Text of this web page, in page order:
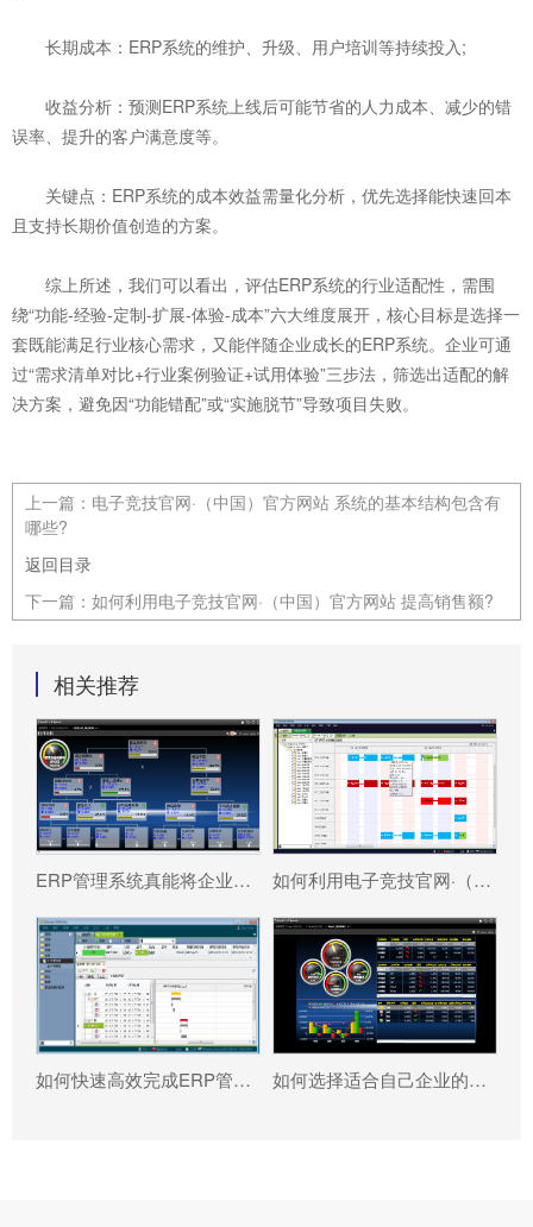
长期成本：ERP系统的维护、升级、用户培训等持续投入;
收益分析：预测ERP系统上线后可能节省的人力成本、减少的错
误率、提升的客户满意度等。
关键点：ERP系统的成本效益需量化分析，优先选择能快速回本
且支持长期价值创造的方案。
综上所述，我们可以看出，评估ERP系统的行业适配性，需围
绕“功能-经验-定制-扩展-体验-成本”六大维度展开，核心目标是选择一
套既能满足行业核心需求，又能伴随企业成长的ERP系统。企业可通
过“需求清单对比+行业案例验证+试用体验”三步法，筛选出适配的解
决方案，避免因“功能错配”或“实施脱节”导致项目失败。
上一篇： 电子竞技官网·（中国）官方网站 系统的基本结构包含有
哪些?
返回目录
下一篇： 如何利用电子竞技官网·（中国）官方网站 提高销售额?
相关推荐
ERP管理系统真能将企业数据转化为可执行决策吗? 如何利用电子竞技官网·（中国）官方网站 系统更好提升企业运营效率?
如何快速高效完成ERP管理系统配置? 如何选择适合自己企业的电子竞技官网·（中国）官方网站 ?